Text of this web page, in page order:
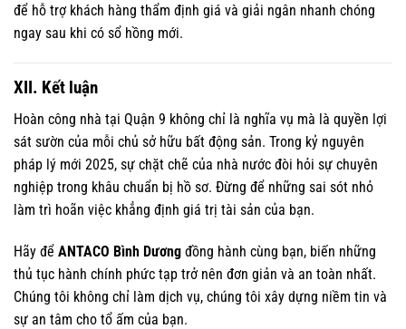
để hỗ trợ khách hàng thẩm định giá và giải ngân nhanh chóng
ngay sau khi có sổ hồng mới.
XII. Kết luận
Hoàn công nhà tại Quận 9 không chỉ là nghĩa vụ mà là quyền lợi
sát sườn của mỗi chủ sở hữu bất động sản. Trong kỷ nguyên
pháp lý mới 2025, sự chặt chẽ của nhà nước đòi hỏi sự chuyên
nghiệp trong khâu chuẩn bị hồ sơ. Đừng để những sai sót nhỏ
làm trì hoãn việc khẳng định giá trị tài sản của bạn.
Hãy để ANTACO Bình Dương đồng hành cùng bạn, biến những
thủ tục hành chính phức tạp trở nên đơn giản và an toàn nhất.
Chúng tôi không chỉ làm dịch vụ, chúng tôi xây dựng niềm tin và
sự an tâm cho tổ ấm của bạn.